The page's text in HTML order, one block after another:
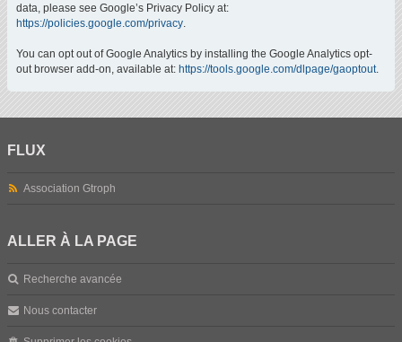
data, please see Google’s Privacy Policy at:
https://policies.google.com/privacy.
You can opt out of Google Analytics by installing the Google Analytics opt-
out browser add-on, available at: https://tools.google.com/dlpage/gaoptout.
FLUX
Association Gtroph
ALLER À LA PAGE
Recherche avancée
Nous contacter